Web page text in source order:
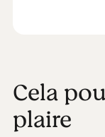
Cela
plaire